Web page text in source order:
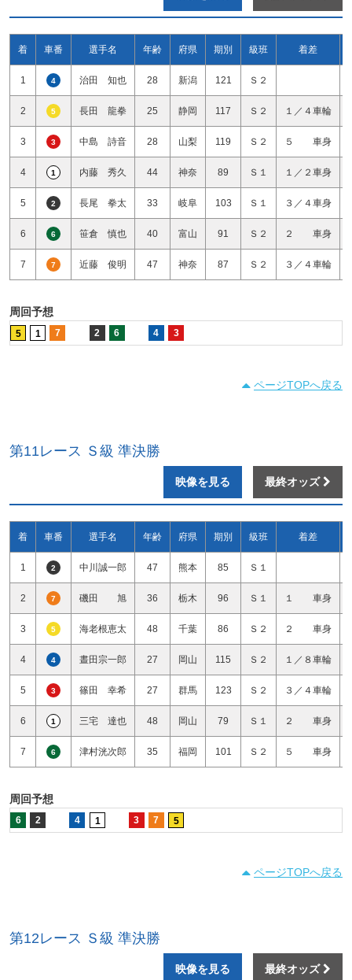
着 車番 選手名 年齢 府県 期別 級班 着差
1 4 治田 知也 28 新潟 121 Ｓ２
2 5 長田 龍拳 25 静岡 117 Ｓ２ １／４車輪
3 3 中島 詩音 28 山梨 119 Ｓ２ ５ 車身
4 1 内藤 秀久 44 神奈 89 Ｓ１ １／２車身
5 2 長尾 拳太 33 岐阜 103 Ｓ１ ３／４車身
6 6 笹倉 慎也 40 富山 91 Ｓ２ ２ 車身
7 7 近藤 俊明 47 神奈 87 Ｓ２ ３／４車輪
周回予想
5 1 7 2 6 4 3
ページTOPへ戻る
第11レース Ｓ級 準決勝
映像を見る 最終オッズ
着 車番 選手名 年齢 府県 期別 級班 着差
1 2 中川誠一郎 47 熊本 85 Ｓ１
2 7 磯田 旭 36 栃木 96 Ｓ１ １ 車身
3 5 海老根恵太 48 千葉 86 Ｓ２ ２ 車身
4 4 晝田宗一郎 27 岡山 115 Ｓ２ １／８車輪
5 3 篠田 幸希 27 群馬 123 Ｓ２ ３／４車輪
6 1 三宅 達也 48 岡山 79 Ｓ１ ２ 車身
7 6 津村洸次郎 35 福岡 101 Ｓ２ ５ 車身
周回予想
6 2 4 1 3 7 5
ページTOPへ戻る
第12レース Ｓ級 準決勝
映像を見る 最終オッズ